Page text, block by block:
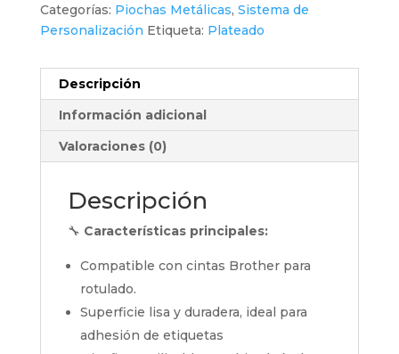
Categorías: Piochas Metálicas, Sistema de
Personalización Etiqueta: Plateado
Descripción
Información adicional
Valoraciones (0)
Descripción
🔧 Características principales:
Compatible con cintas Brother para
rotulado.
Superficie lisa y duradera, ideal para
adhesión de etiquetas